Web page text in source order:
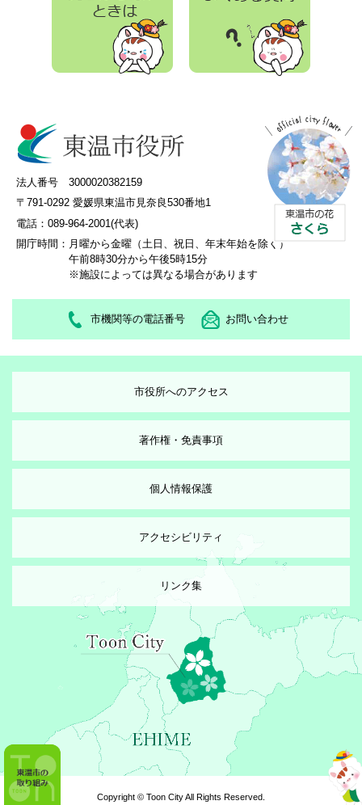
法人番号 3000020382159
〒791-0292 愛媛県東温市見奈良530番地1
電話：089-964-2001(代表)
開庁時間： 月曜から金曜（土日、祝日、年末年始を除く）
午前8時30分から午後5時15分
※施設によっては異なる場合があります
市機関等の電話番号 お問い合わせ
市役所へのアクセス
著作権・免責事項
個人情報保護
アクセシビリティ
リンク集
Copyright © Toon City All Rights Reserved.